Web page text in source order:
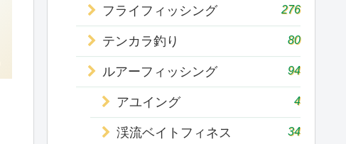
フライフィッシング 276
テンカラ釣り 80
ルアーフィッシング 94
アユイング 4
渓流ベイトフィネス 34